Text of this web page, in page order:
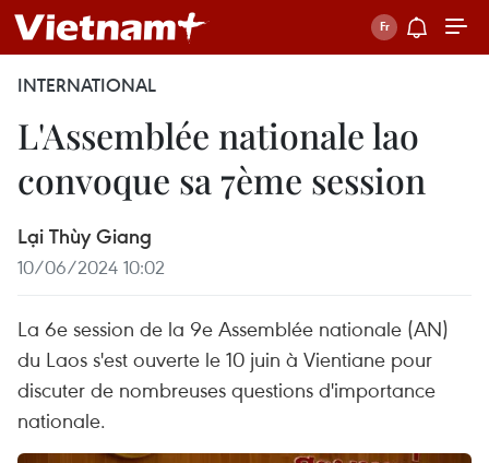
INTERNATIONAL
L'Assemblée nationale lao
convoque sa 7ème session
Lại Thùy Giang
10/06/2024 10:02
La 6e session de la 9e Assemblée nationale (AN)
du Laos s'est ouverte le 10 juin à Vientiane pour
discuter de nombreuses questions d'importance
nationale.